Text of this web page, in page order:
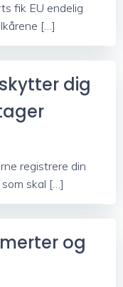
fik EU endelig
[…]
dig
registrere din
skal […]
og